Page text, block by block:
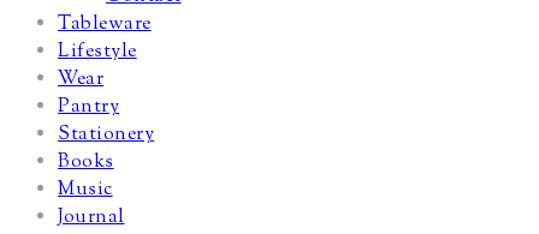
Tableware
Lifestyle
Wear
Pantry
Stationery
Books
Music
Journal